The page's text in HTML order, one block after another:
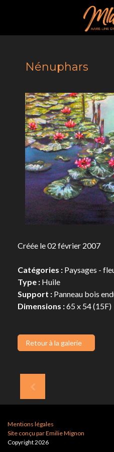
Nénuphars
Créée le 02 février 2007
Catégories : Paysages -
Type : Huile
Support : Panneau bois
Dimensions :65 x 54 (15F)
Retour à la galerie
Mentions légales
Site conçu par Emilie Mignon
Copyright 2026